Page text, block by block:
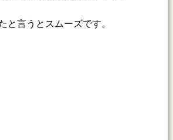
と言うとスムーズです。